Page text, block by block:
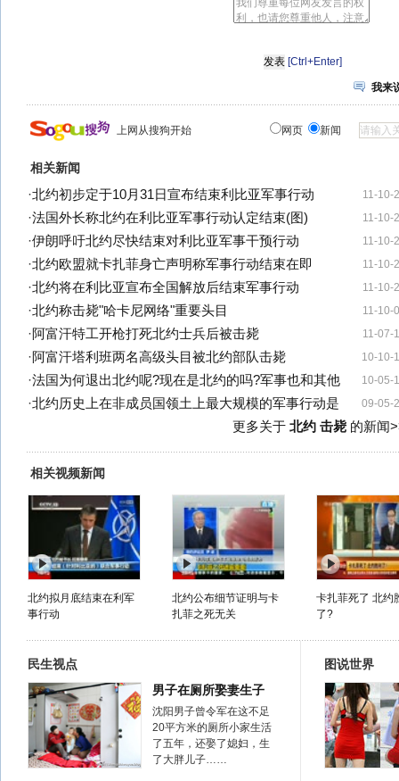
[Ctrl+Enter]
我来
上网从搜狗开始 网页 新闻
相关新闻
11-10-
·北约初步定于10月31日宣布结束利比亚军事行动
11-10-
·法国外长称北约在利比亚军事行动认定结束(图)
11-10-
·伊朗呼吁北约尽快结束对利比亚军事干预行动
11-10-
·北约欧盟就卡扎菲身亡声明称军事行动结束在即
11-10-
·北约将在利比亚宣布全国解放后结束军事行动
11-10-
·北约称击毙"哈卡尼网络"重要头目
11-07-
·阿富汗特工开枪打死北约士兵后被击毙
10-10-
·阿富汗塔利班两名高级头目被北约部队击毙
10-05-
·法国为何退出北约呢?现在是北约的吗?军事也和其他
09-05-
·北约历史上在非成员国领土上最大规模的军事行动是
更多关于 北约 击毙的新闻
相关视频新闻
北约拟月底结束在利军
事行动
北约公布细节证明与卡
扎菲之死无关
卡扎菲死了 北约
了?
民生视点
男子在厕所娶妻生子
沈阳男子曾令军在这不足
20平方米的厕所小家生活
了五年，还娶了媳妇，生
了大胖儿子……
图说世界